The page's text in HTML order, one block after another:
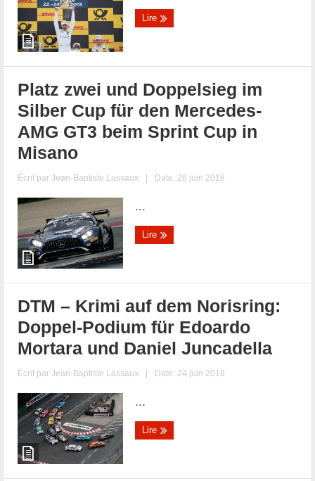
Lire
Platz zwei und Doppelsieg im
Silber Cup für den Mercedes-
AMG GT3 beim Sprint Cup in
Misano
Écrit parJean-Baptiste Lassaux | Date: 26 juin 2018
...
Lire
DTM – Krimi auf dem Norisring:
Doppel-Podium für Edoardo
Mortara und Daniel Juncadella
Écrit parJean-Baptiste Lassaux | Date: 24 juin 2018
...
Lire